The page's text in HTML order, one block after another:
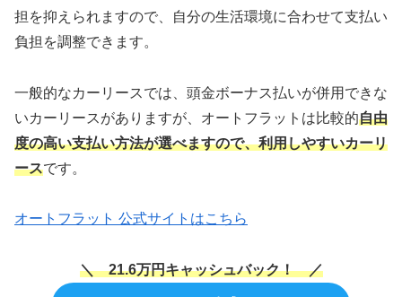
担を抑えられますので、自分の生活環境に合わせて支払い
負担を調整できます。
一般的なカーリースでは、頭金ボーナス払いが併用できな
いカーリースがありますが、オートフラットは比較的自由
度の高い支払い方法が選べますので、利用しやすいカーリ
ースです。
オートフラット 公式サイトはこちら
＼ 21.6万円キャッシュバック！ ／